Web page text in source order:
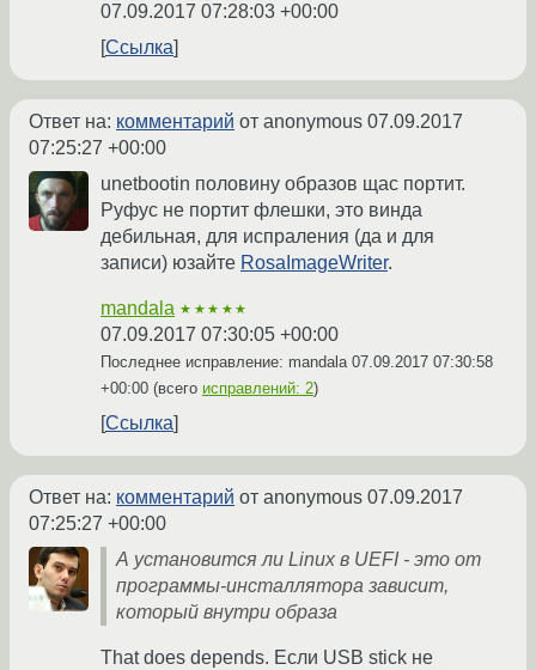
07.09.2017 07:28:03 +00:00
Ссылка
Ответ на: комментарий от anonymous 07.09.2017
07:25:27 +00:00
unetbootin половину образов щас портит.
Руфус не портит флешки, это винда
дебильная, для испраления (да и для
записи) юзайте RosaImageWriter.
mandala ★★★★★
07.09.2017 07:30:05 +00:00
Последнее исправление: mandala 07.09.2017 07:30:58
+00:00 (всего исправлений: 2)
Ссылка
Ответ на: комментарий от anonymous 07.09.2017
07:25:27 +00:00
А установится ли Linux в UEFI - это от
программы-инсталлятора зависит,
который внутри образа
That does depends. Если USB stick не